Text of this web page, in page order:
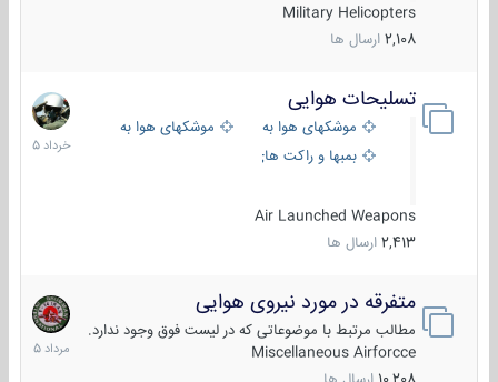
Military Helicopters
2,108 ارسال ها
تسلیحات هوایی
موشکهای هوا به هوا
موشکهای هوا به سطح
بمبها و راکت های هوایی
Air Launched Weapons
2,413 ارسال ها
30
خرداد
1405
متفرقه در مورد نیروی هوایی
مطالب مرتبط با موضوعاتی که در لیست فوق وجود ندارد.
Miscellaneous Airforcce
7
مرداد
1405